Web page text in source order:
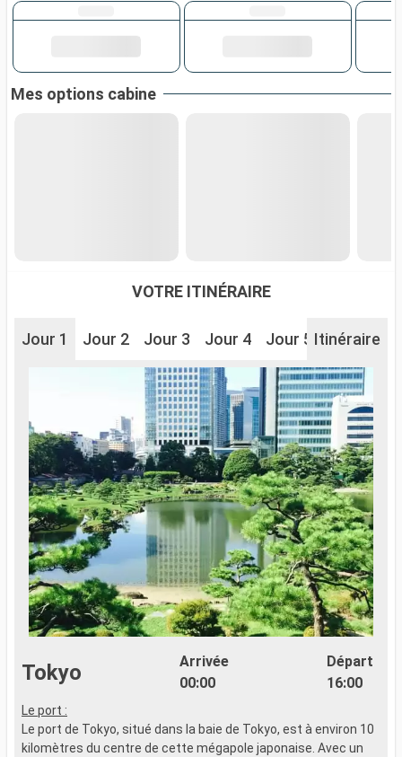
Mes options cabine
VOTRE ITINÉRAIRE
Jour 1 Jour 2 Jour 3 Jour 4 Jour 5 Jour 6
Itinéraire
Tokyo
Arrivée
00:00
Départ
16:00
Le port :
Le port de Tokyo, situé dans la baie de Tokyo, est à environ 10
kilomètres du centre de cette mégapole japonaise. Avec un